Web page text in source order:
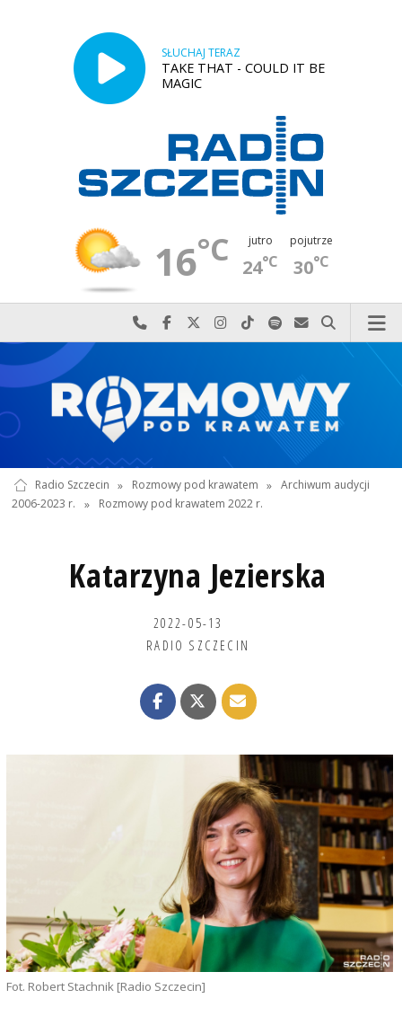
SŁUCHAJ TERAZ
TAKE THAT - COULD IT BE
MAGIC
16°C jutro
24°C
pojutrze
30°C
Najlepiej po prostu do nas zadzwoń
Odwiedź nas na Facebook-u
Odwiedź nas na X
Odwiedź nas na Instagram-ie
Odwiedź nas na TikTok-u
Szukaj nas na Spotify
Wyślij do nas
Szukaj
Radio Szczecin » Rozmowy pod krawatem » Archiwum audycji
2006-2023 r.
» Rozmowy pod krawatem 2022 r.
Katarzyna Jezierska
2022-05-13
RADIO SZCZECIN
Fot. Robert Stachnik [Radio Szczecin]